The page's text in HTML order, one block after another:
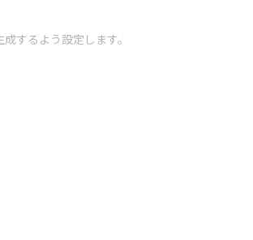
するよう設定します。